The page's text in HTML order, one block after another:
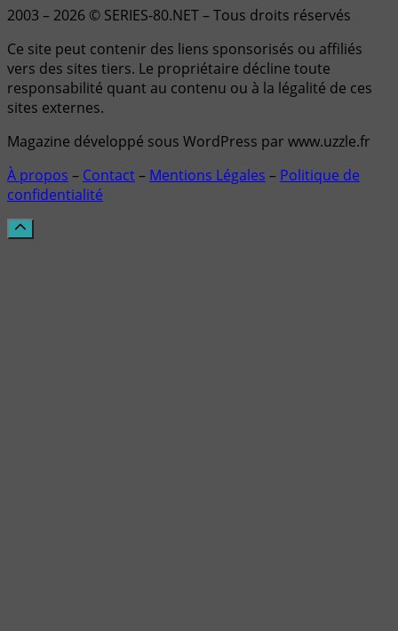
2003 – 2026 © SERIES-80.NET – Tous droits réservés
Ce site peut contenir des liens sponsorisés ou affiliés
vers des sites tiers. Le propriétaire décline toute
responsabilité quant au contenu ou à la légalité de ces
sites externes.
Magazine développé sous WordPress par www.uzzle.fr
À propos – Contact– Mentions Légales – Politique de
confidentialité